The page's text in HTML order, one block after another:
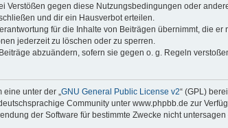
Verstößen gegen diese Nutzungsbedingungen oder
und dir ein Hausverbot erteilen.
für die Inhalte von Beiträgen übernimmt, die
jederzeit zu löschen oder zu sperren.
abzuändern, sofern sie gegen o. g. Regeln
eine unter der „GNU General Public License v2“ (GPL)
Community unter www.phpbb.de zur
der Software für bestimmte Zwecke nicht